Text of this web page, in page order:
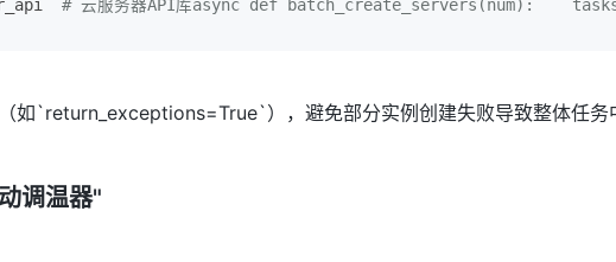
# 云服务器API库async def batch_create_servers(num):
如`return_exceptions=True`），避免部分实例创建失败导致整体任务
调温器"